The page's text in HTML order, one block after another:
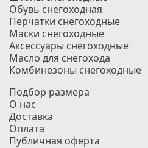
Обувь снегоходная
Перчатки снегоходные
Маски снегоходные
Аксессуары снегоходные
Масло для снегохода
Комбинезоны снегоходные
Подбор размера
О нас
Доставка
Оплата
Публичная оферта